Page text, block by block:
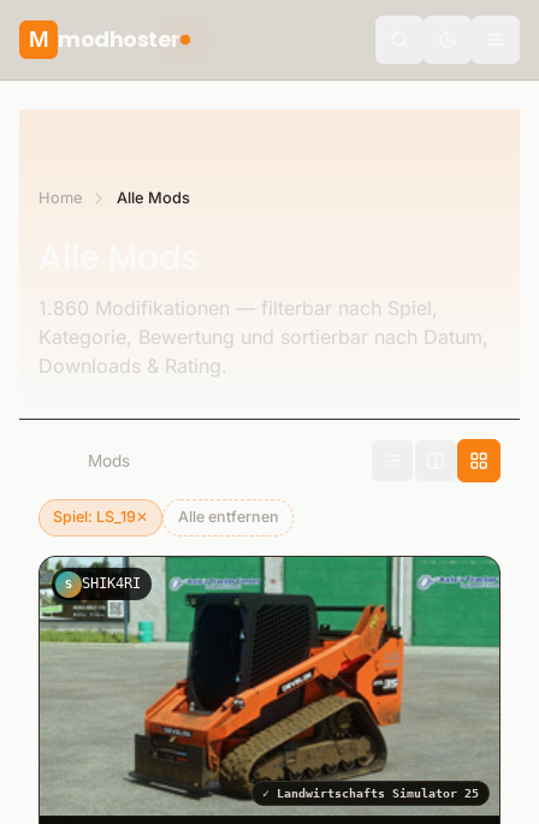
M modhoster
Home Alle Mods
1.860 Modifikationen — filterbar nach Spiel,
Kategorie, Bewertung und sortierbar nach Datum,
Downloads & Rating.
Mods
Spiel: LS_19✕
Filter entfernen Alle entfernen
S SHIK4RI
✓ Landwirtschafts Simulator 25